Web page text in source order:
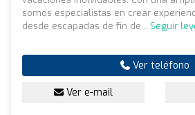
somos especialistas en crear
desde escapadas de fin de... Seguir
Ver teléfono
Ver e-mail